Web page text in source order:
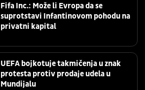
Fifa Inc.: Može li Evropa da se
suprotstavi Infantinovom pohodu na
privatni kapital
UEFA bojkotuje takmičenja u znak
protesta protiv prodaje udela u
Mundijalu